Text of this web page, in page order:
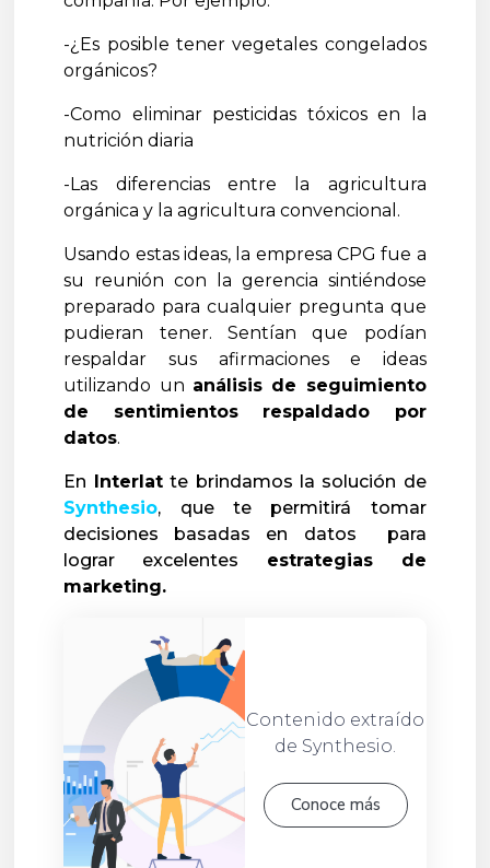
-¿Es posible tener vegetales congelados
orgánicos?
-Como eliminar pesticidas tóxicos en la
nutrición diaria
-Las diferencias entre la agricultura
orgánica y la agricultura convencional.
Usando estas ideas, la empresa CPG fue a
su reunión con la gerencia sintiéndose
preparado para cualquier pregunta que
pudieran tener. Sentían que podían
respaldar sus afirmaciones e ideas
utilizando un análisis de seguimiento
de sentimientos respaldado por
datos.
En Interlatte brindamos la solución de
Synthesio, que te permitirá tomar
decisiones basadas en datos para
lograr excelentes estrategias de
marketing.
Contenido extraído
de Synthesio.
Conoce más